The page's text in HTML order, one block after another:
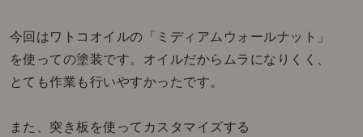
今回はワトコオイルの「ミディアムウォールナット」
を使っての塗装です。オイルだからムラになりくく、
とても作業も行いやすかったです。
また、突き板を使ってカスタマイズする